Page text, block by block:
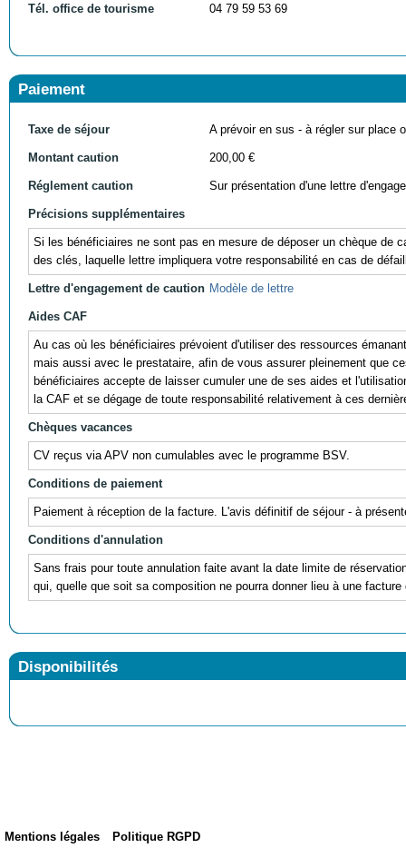
Tél. office de tourisme 04 79 59 53 69
Paiement
Taxe de séjour A prévoir en sus - à régler sur place
Montant caution 200,00 €
Réglement caution Sur présentation d'une lettre
Précisions supplémentaires
Si les bénéficiaires ne sont pas en mesure de déposer un chèque de
des clés, laquelle lettre impliquera votre responsabilité en cas de
Lettre d'engagement de caution Modèle de lettre
Aides CAF
Au cas où les bénéficiaires prévoient d'utiliser des ressources
mais aussi avec le prestataire, afin de vous assurer pleinement que
bénéficiaires accepte de laisser cumuler une de ses aides et
la CAF et se dégage de toute responsabilité relativement à ces
Chèques vacances
CV reçus via APV non cumulables avec le programme BSV.
Conditions de paiement
Paiement à réception de la facture. L'avis définitif de séjour - à
Conditions d'annulation
Sans frais pour toute annulation faite avant la date limite de
qui, quelle que soit sa composition ne pourra donner lieu à une
Disponibilités
Mentions légales Politique RGPD